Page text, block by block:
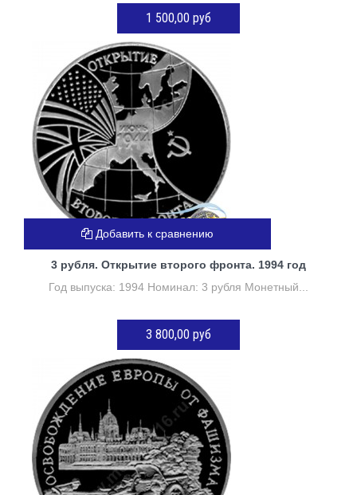
1 500,00 руб
ДОБАВИТЬ В КОРЗИНУ
3 рубля. Открытие второго фронта. 1994 год
Год выпуска: 1994 Номинал: 3 рубля Монетный...
3 800,00 руб
ДОБАВИТЬ В КОРЗИНУ
Добавить к сравнению